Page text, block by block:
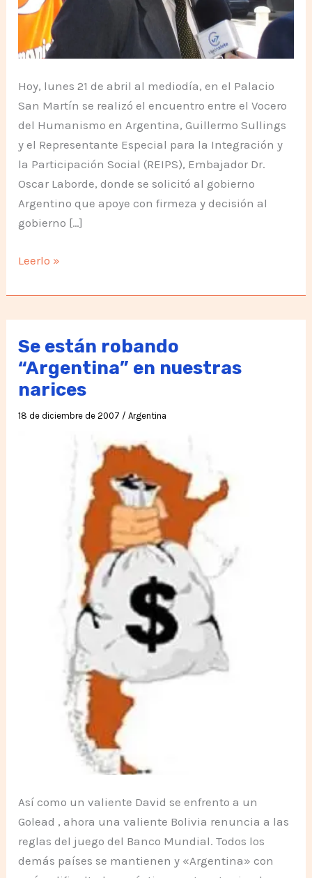
Hoy, lunes 21 de abril al mediodía, en el Palacio
San Martín se realizó el encuentro entre el Vocero
del Humanismo en Argentina, Guillermo Sullings
y el Representante Especial para la Integración y
la Participación Social (REIPS), Embajador Dr.
Oscar Laborde, donde se solicitó al gobierno
Argentino que apoye con firmeza y decisión al
gobierno […]
Queremos
decidido
a
Evo
Morales
Leerlo »
Se están robando
“Argentina” en nuestras
narices
18 de diciembre de 2007 /Argentina
Así como un valiente David se enfrento a un
Golead , ahora una valiente Bolivia renuncia a las
reglas del juego del Banco Mundial. Todos los
demás países se mantienen y «Argentina» con